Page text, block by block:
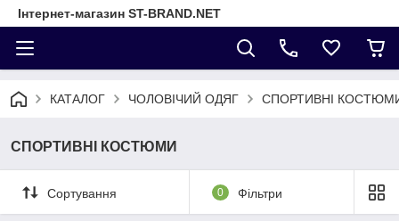
Інтернет-магазин ST-BRAND.NET
КАТАЛОГ ЧОЛОВІЧИЙ ОДЯГ СПОРТИВНІ
СПОРТИВНІ КОСТЮМИ
Сортування 0 Фільтри